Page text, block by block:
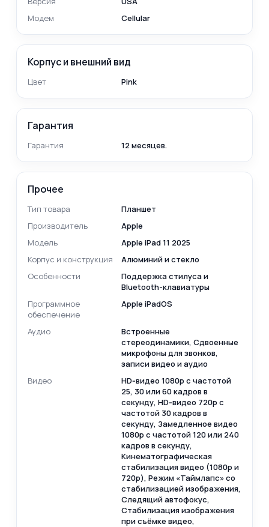
Модем
Cellular
Корпус и внешний вид
Цвет Pink
Гарантия
Гарантия 12 месяцев.
Прочее
Тип товара
Планшет
Производитель
Apple
Модель
Apple iPad 11 2025
Корпус и конструкция
Алюминий и стекло
Особенности
Поддержка стилуса и
Bluetooth-клавиатуры
Программное
обеспечение
Apple iPadOS
Аудио
Встроенные
cтереодинамики, Сдвоенные
микрофоны для звонков,
записи видео и аудио
Видео
HD‑видео 1080p с частотой
25, 30 или 60 кадров в
секунду, HD‑видео 720p с
частотой 30 кадров в
секунду, Замедленное видео
1080р с частотой 120 или 240
кадров в секунду,
Кинематографическая
стабилизация видео (1080p и
720p), Режим «Таймлапс» со
стабилизацией изображения,
Следящий автофокус,
Стабилизация изображения
при съёмке видео,